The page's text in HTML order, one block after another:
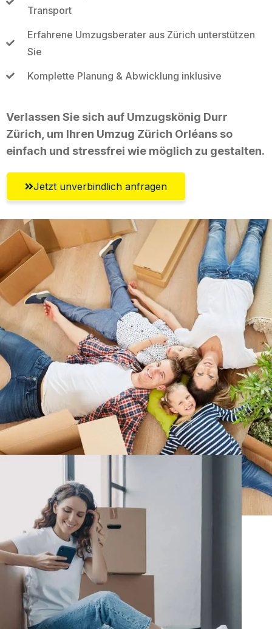
Transport
Erfahrene Umzugsberater aus Zürich unterstützen
Sie
Komplette Planung & Abwicklung inklusive
Verlassen Sie sich auf Umzugskönig Durr
Zürich, um Ihren Umzug Zürich Orléans so
einfach und stressfrei wie möglich zu gestalten.
Jetzt unverbindlich anfragen